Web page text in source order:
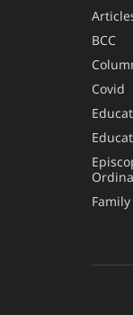
BCC
Covid
Family